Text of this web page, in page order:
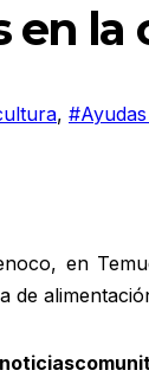
en la
,
en
de